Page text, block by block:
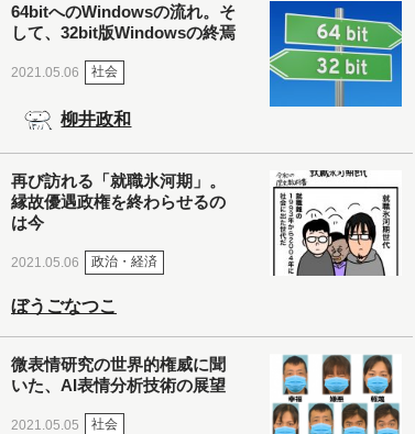
64bitへのWindowsの流れ。そ
して、32bit版Windowsの終焉
2021.05.06 社会
柳井政和
再び訪れる「就職氷河期」。
縁故優遇政権を終わらせるの
は今
2021.05.06 政治・経済
ぼうごなつこ
微表情研究の世界的権威に聞
いた、AI表情分析技術の展望
2021.05.05 社会